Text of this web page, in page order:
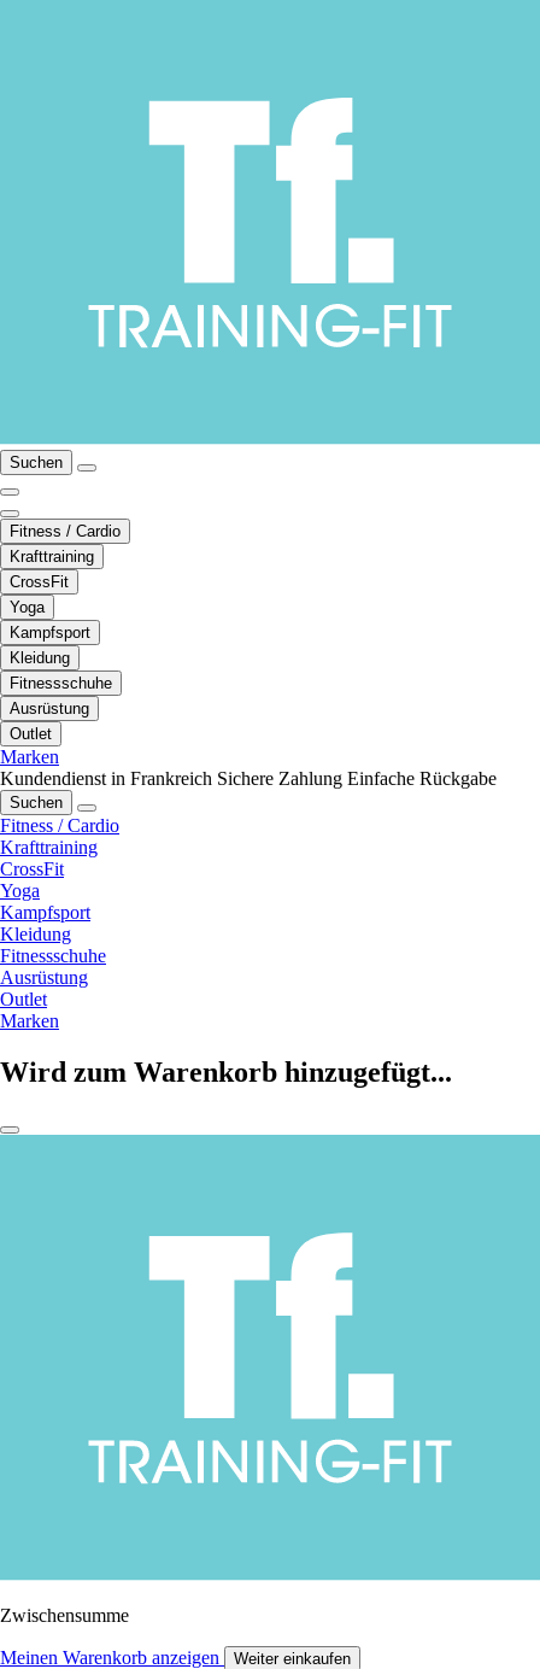
Suchen
Fitness / Cardio
Krafttraining
CrossFit
Yoga
Kampfsport
Kleidung
Fitnessschuhe
Ausrüstung
Outlet
Marken
Kundendienst in Frankreich Sichere Zahlung Einfache Rückgabe
Suchen
Fitness / Cardio
Krafttraining
CrossFit
Yoga
Kampfsport
Kleidung
Fitnessschuhe
Ausrüstung
Outlet
Marken
Wird zum Warenkorb hinzugefügt...
Zwischensumme
Meinen Warenkorb anzeigen Weiter einkaufen